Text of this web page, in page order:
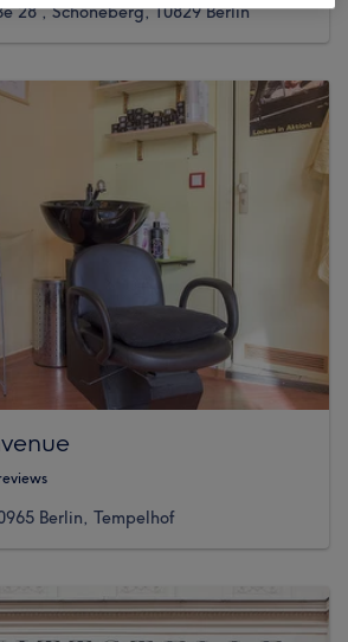
28 , Schöneberg, 10829 Berlin
Berlin, Tempelhof